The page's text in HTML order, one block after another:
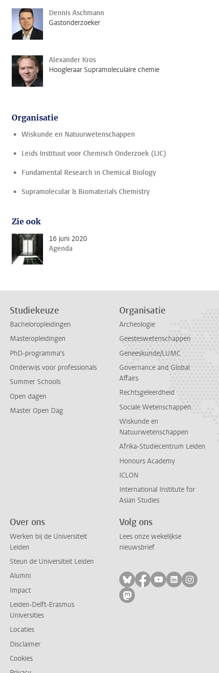
Dennis Aschmann
Gastonderzoeker
Alexander Kros
Hoogleraar Supramoleculaire chemie
Organisatie
Wiskunde en Natuurwetenschappen
Leids Instituut voor Chemisch Onderzoek (LIC)
Fundamental Research in Chemical Biology
Supramolecular & Biomaterials Chemistry
Zie ook
16 juni 2020
Agenda
Studiekeuze
Bacheloropleidingen
Masteropleidingen
PhD-programma's
Onderwijs voor professionals
Summer Schools
Open dagen
Master Open Dag
Organisatie
Archeologie
Geesteswetenschappen
Geneeskunde/LUMC
Governance and Global
Affairs
Rechtsgeleerdheid
Sociale Wetenschappen
Wiskunde en
Natuurwetenschappen
Afrika-Studiecentrum Leiden
Honours Academy
ICLON
International Institute for
Asian Studies
Over ons
Werken bij de Universiteit
Leiden
Steun de Universiteit Leiden
Alumni
Impact
Leiden-Delft-Erasmus
Universities
Locaties
Disclaimer
Cookies
Volg ons
Lees onze wekelijkse
nieuwsbrief
Volg ons op bluesky
Volg ons op
Volg ons op
Volg ons
Volg
Volg ons op mastodon